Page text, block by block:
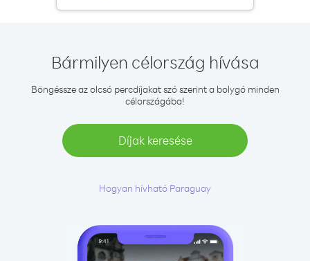
Bármilyen célország hívása
Böngéssze az olcsó percdíjakat szó szerint a bolygó minden
célországába!
Díjak keresése
Hogyan hívható Paraguay